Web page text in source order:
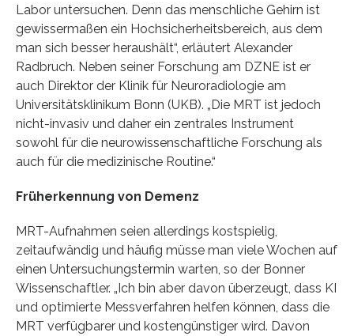
Labor untersuchen. Denn das menschliche Gehirn ist
gewissermaßen ein Hochsicherheitsbereich, aus dem
man sich besser heraushält“, erläutert Alexander
Radbruch. Neben seiner Forschung am DZNE ist er
auch Direktor der Klinik für Neuroradiologie am
Universitätsklinikum Bonn (UKB). „Die MRT ist jedoch
nicht-invasiv und daher ein zentrales Instrument
sowohl für die neurowissenschaftliche Forschung als
auch für die medizinische Routine.“
Früherkennung von Demenz
MRT-Aufnahmen seien allerdings kostspielig,
zeitaufwändig und häufig müsse man viele Wochen auf
einen Untersuchungstermin warten, so der Bonner
Wissenschaftler. „Ich bin aber davon überzeugt, dass KI
und optimierte Messverfahren helfen können, dass die
MRT verfügbarer und kostengünstiger wird. Davon